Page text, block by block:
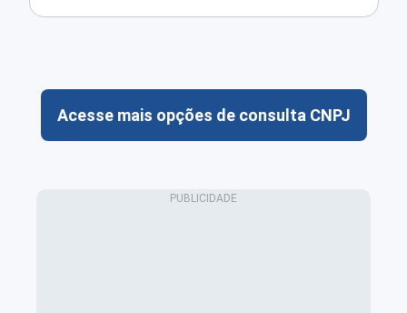
Acesse mais opções de consulta CNPJ